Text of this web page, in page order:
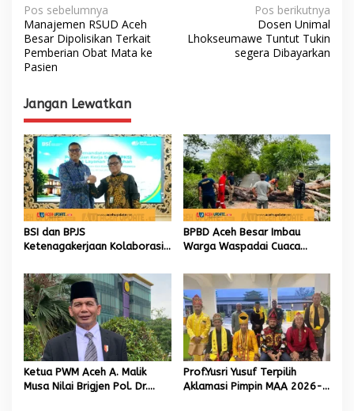
N
a
v
g
a
s
i
p
o
s
Pos sebelumnya
Manajemen RSUD Aceh
Besar Dipolisikan Terkait
Pemberian Obat Mata ke
Pasien
Pos berikutnya
Dosen Unimal
Lhokseumawe Tuntut Tukin
segera Dibayarkan
Jangan Lewatkan
BSI dan BPJS
Ketenagakerjaan Kolaborasi
Tahun untuk Jutaan Pekerja
BPBD Aceh Besar Imbau
Warga Waspadai Cuaca
Tercatat dalam Dua Pekan
Terakhir
Ketua PWM Aceh A. Malik
Musa Nilai Brigjen Pol. Dr.
Prof.Yusri Yusuf Terpilih
Aklamasi Pimpin MAA 2026-